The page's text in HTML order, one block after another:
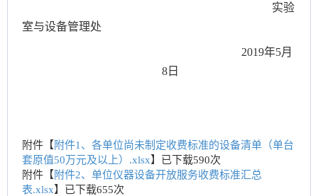
实验
室与设备管理处
2019年5月
8日
附件【 附件1、各单位尚未制定收费标准的设备清单（单台
套原值50万元及以上）.xlsx】已下载590次
附件【 附件2、单位仪器设备开放服务收费标准汇总
表.xlsx】已下载655次